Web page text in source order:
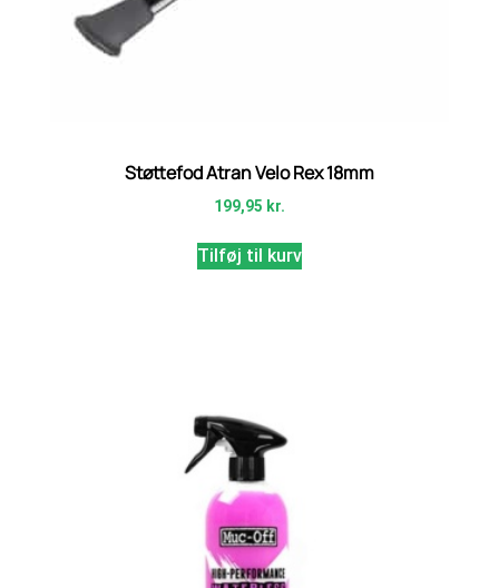
Støttefod Atran Velo Rex 18mm
199,95 kr.
Tilføj til kurv